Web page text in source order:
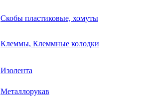
Скобы пластиковые, хомуты
Клеммы, Клеммные колодки
Изолента
Металлорукав